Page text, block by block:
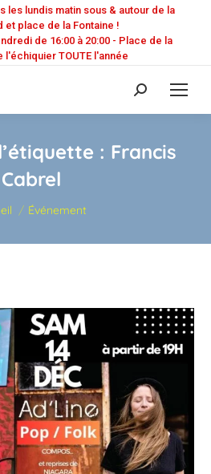
les lundis matin sous & autour de la
et place de la Fontaine !
de 16:00 à 20:00 - Place de la
l'échiquier TOUTE l'année
Recherche
:
: Francis
Cabrel
ici :Événement